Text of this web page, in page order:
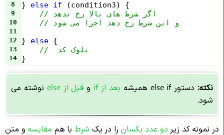
8
} else if (condition3) {
9 // اگر شرط های بالا رخ ندهد
10 // و این شرط رخ دهد اجرا می شود
11
12
} else {
13 //  بلوک کد
14 }
نکته: دستور else if همیشه بعد از if و قبل از else
نوشته می
شود.
در نمونه کد زیر دو عدد یکسانرا در یک شرطبا هم مقایسه و متن